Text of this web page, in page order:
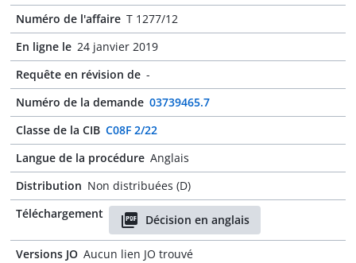
Numéro de l'affaire T 1277/12
En ligne le 24 janvier 2019
Requête en révision de -
Numéro de la demande 03739465.7
Classe de la CIB C08F 2/22
Langue de la procédure Anglais
Distribution Non distribuées (D)
Téléchargement
Décision en anglais
Versions JO Aucun lien JO trouvé